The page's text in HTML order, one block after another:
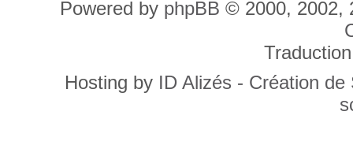
Powered by phpBB © 2000, 2002,
Hosting by ID Alizés - Création